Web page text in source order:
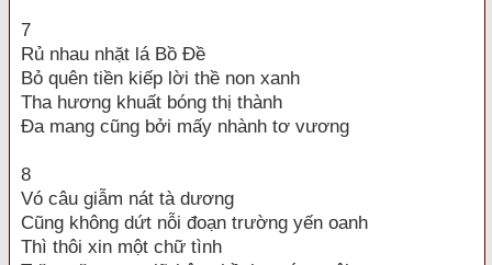
7
Rủ nhau nhặt lá Bồ Đề
Bỏ quên tiền kiếp lời thề non xanh
Tha hương khuất bóng thị thành
Đa mang cũng bởi mấy nhành tơ vương
8
Vó câu giẫm nát tà dương
Cũng không dứt nỗi đoạn trường yến oanh
Thì thôi xin một chữ tình